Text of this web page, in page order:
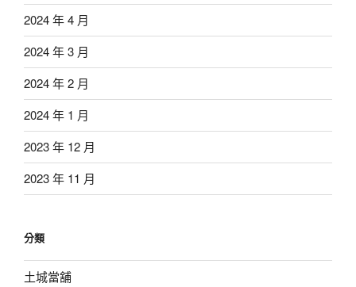
2024 年 4 月
2024 年 3 月
2024 年 2 月
2024 年 1 月
2023 年 12 月
2023 年 11 月
分類
土城當舖